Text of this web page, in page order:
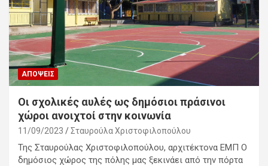
ΑΠΌΨΕΙΣ
Οι σχολικές αυλές ως δημόσιοι πράσινοι
χώροι ανοιχτοί στην κοινωνία
11/09/2023 Σταυρούλα Χριστοφιλοπούλου
Της Σταυρούλας Χριστοφιλοπούλου, αρχιτέκτονα ΕΜΠ Ο
δημόσιος χώρος της πόλης μας ξεκινάει από την πόρτα